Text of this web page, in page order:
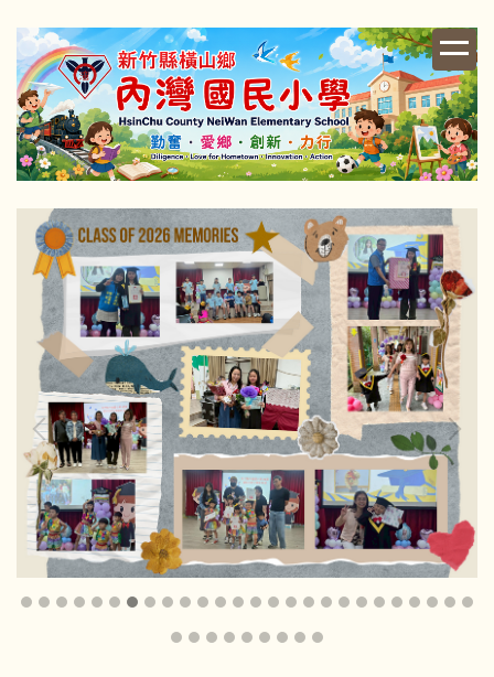
到
主
要
內
容
區